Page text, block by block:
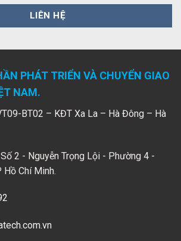
PHÁT TRIỂN VÀ CHUYỂN GIAO
NAM.
BT02 – KĐT Xa La – Hà Đông – Hà
2 - Nguyễn Trọng Lội - Phường 4 -
Hồ Chí Minh.